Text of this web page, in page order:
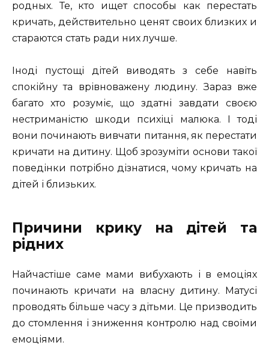
родных. Те, кто ищет способы как перестать
кричать, действительно ценят своих близких и
стараются стать ради них лучше.
Іноді пустощі дітей виводять з себе навіть
спокійну та врівноважену людину. Зараз вже
багато хто розуміє, що здатні завдати своєю
нестриманістю шкоди психіці малюка. І тоді
вони починають вивчати питання, як перестати
кричати на дитину. Щоб зрозуміти основи такої
поведінки потрібно дізнатися, чому кричать на
дітей і близьких.
Причини крику на дітей та
рідних
Найчастіше саме мами вибухають і в емоціях
починають кричати на власну дитину. Матусі
проводять більше часу з дітьми. Це призводить
до стомлення і зниження контролю над своїми
емоціями.